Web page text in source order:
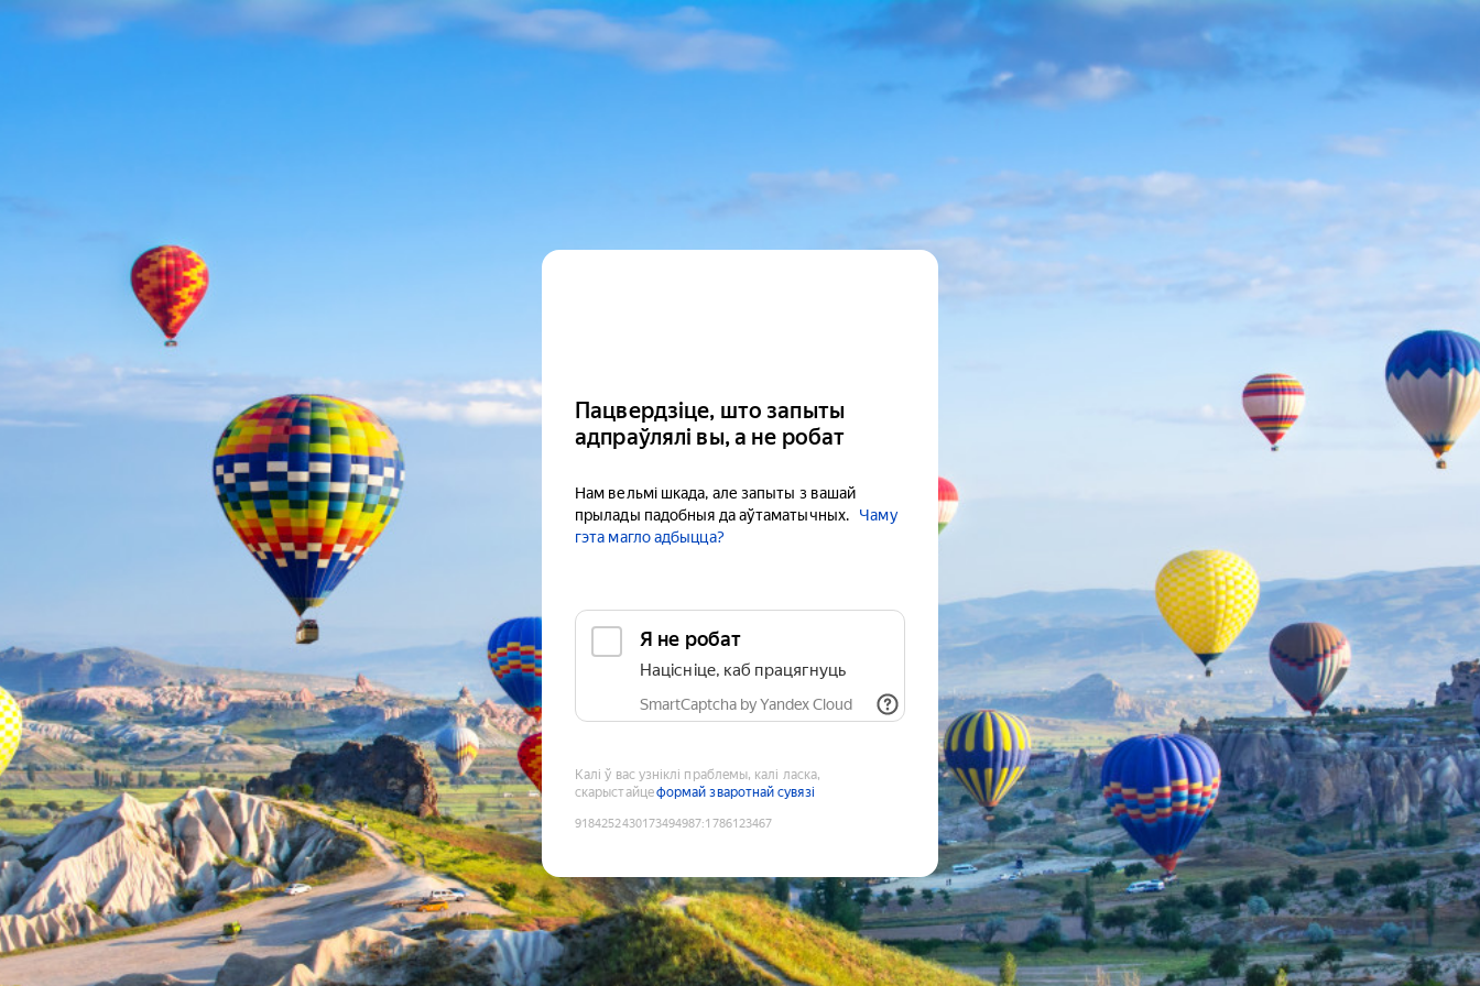
Пацвердзіце, што запыты
адпраўлялі вы, а не робат
Нам вельмі шкада, але запыты з вашай
прылады падобныя да аўтаматычных.
Чаму
гэта магло адбыцца?
Я не робат
Націсніце, каб працягнуць
SmartCaptcha by Yandex Cloud
Калі ў вас узніклі праблемы, калі ласка,
скарыстайцеформай зваротнай сувязі
9184252430173494987:1786123467